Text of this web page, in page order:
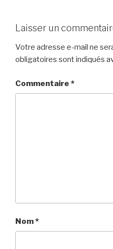
Laisser un
Votre adresse e-mail ne
obligatoires sont indiqués
Commentaire *
Nom*